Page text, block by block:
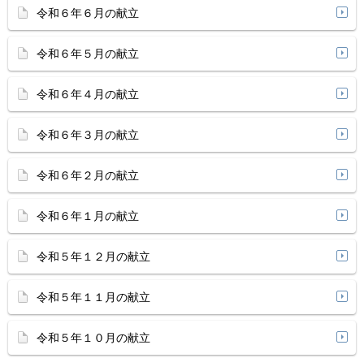
令和６年６月の献立
令和６年５月の献立
令和６年４月の献立
令和６年３月の献立
令和６年２月の献立
令和６年１月の献立
令和５年１２月の献立
令和５年１１月の献立
令和５年１０月の献立